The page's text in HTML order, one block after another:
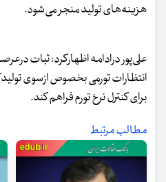
هزینه‌های تولید منجر می‌شود.
علی‌پور درادامه اظهارکرد: ثبات
انتظارات تورمی بخصوص ازسوی
برای کنترل نرخ تورم فراهم کند.
مطالب مرتبط